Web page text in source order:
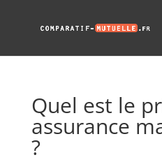
Quel est le
assurance
?